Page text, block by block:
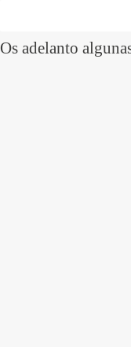
Os adelanto